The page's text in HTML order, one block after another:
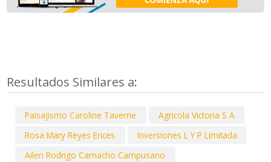
Resultados Similares a:
Paisajismo Caroline Taverne
Agricola Victoria S A
Rosa Mary Reyes Erices
Inversiones L Y P Limitada
Ailen Rodrigo Camacho Campusano